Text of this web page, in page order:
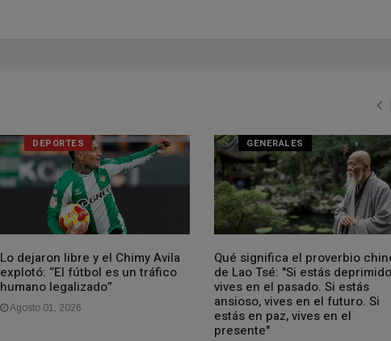
DEPORTES
Lo dejaron libre y el Chimy Avila
explotó: “El fútbol es un tráfico
humano legalizado”
Agosto 01, 2026
GENERALES
Qué significa el proverbio
de Lao Tsé: "Si estás
vives en el pasado. Si estás
ansioso, vives en el futuro. Si
estás en paz, vives en el
presente"